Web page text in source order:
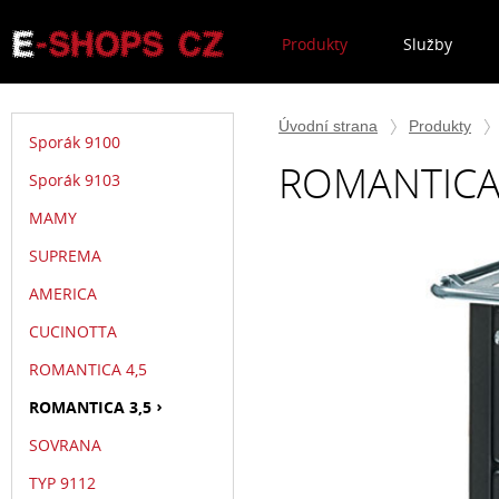
Produkty Služby
Úvodní strana Produkty
Sporák 9100
Sporák 9103
MAMY
SUPREMA
AMERICA
CUCINOTTA
ROMANTICA 4,5
ROMANTICA 3,5
SOVRANA
TYP 9112